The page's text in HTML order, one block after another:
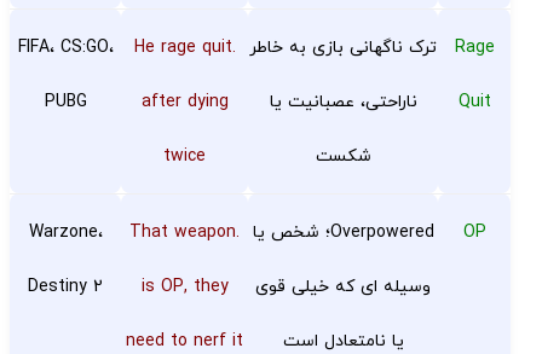
Rage
Quit
ترک ناگهانی بازی به خاطر
ناراحتی، عصبانیت یا
شکست
.He rage quit
after dying
twice
FIFA، CS:GO،
PUBG
OP Overpowered؛ شخص یا
وسیله ای که خیلی قوی
یا نامتعادل است
.That weapon
is OP, they
need to nerf it
Warzone،
Destiny 2